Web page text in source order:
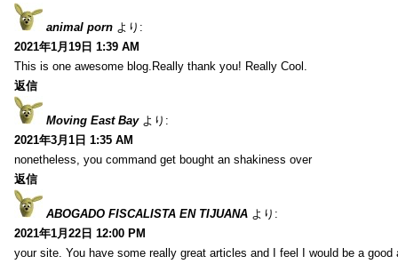
animal porn より:
2021年1月19日 1:39 AM
This is one awesome blog.Really thank you! Really Cool.
返信
Moving East Bay より:
2021年3月1日 1:35 AM
nonetheless, you command get bought an shakiness over
返信
ABOGADO FISCALISTA EN TIJUANA より:
2021年1月22日 12:00 PM
your site. You have some really great articles and I feel I would be a good